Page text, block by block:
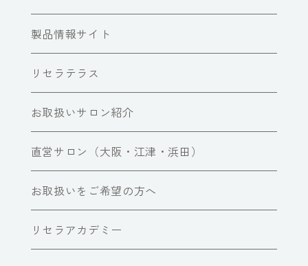
製品情報サイト
リセラテラス
お取扱いサロン紹介
直営サロン（大阪・江津・浜田）
お取扱いをご希望の方へ
リセラアカデミー